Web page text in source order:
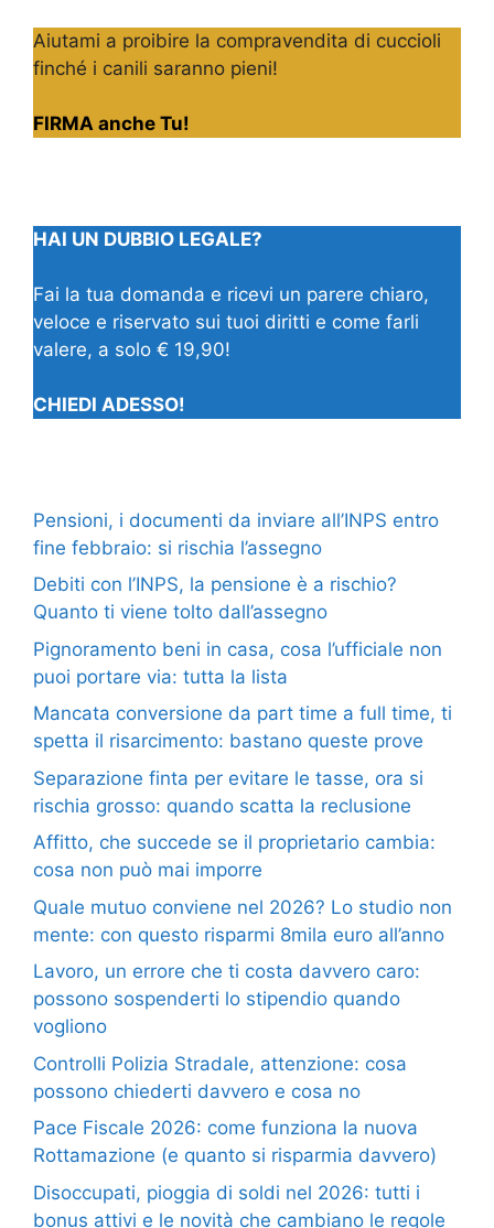
Aiutami a proibire la compravendita di cuccioli
finché i canili saranno pieni!
FIRMA anche Tu!
HAI UN DUBBIO LEGALE?
Fai la tua domanda e ricevi un parere chiaro,
veloce e riservato sui tuoi diritti e come farli
valere, a solo € 19,90!
CHIEDI ADESSO!
Pensioni, i documenti da inviare all’INPS entro
fine febbraio: si rischia l’assegno
Debiti con l’INPS, la pensione è a rischio?
Quanto ti viene tolto dall’assegno
Pignoramento beni in casa, cosa l’ufficiale non
puoi portare via: tutta la lista
Mancata conversione da part time a full time, ti
spetta il risarcimento: bastano queste prove
Separazione finta per evitare le tasse, ora si
rischia grosso: quando scatta la reclusione
Affitto, che succede se il proprietario cambia:
cosa non può mai imporre
Quale mutuo conviene nel 2026? Lo studio non
mente: con questo risparmi 8mila euro all’anno
Lavoro, un errore che ti costa davvero caro:
possono sospenderti lo stipendio quando
vogliono
Controlli Polizia Stradale, attenzione: cosa
possono chiederti davvero e cosa no
Pace Fiscale 2026: come funziona la nuova
Rottamazione (e quanto si risparmia davvero)
Disoccupati, pioggia di soldi nel 2026: tutti i
bonus attivi e le novità che cambiano le regole